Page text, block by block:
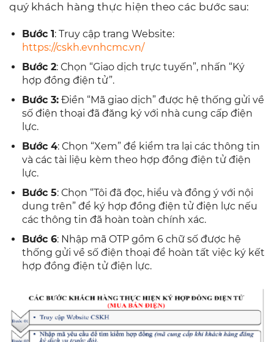
quý khách hàng thực hiện theo các bước sau:
Bước 1 : Truy cập trang Website:
https://cskh.evnhcmc.vn/
Bước 2: Chọn “Giao dịch trực tuyến”, nhấn “Ký
hợp đồng điện tử”.
Bước 3: Điền “Mã giao dịch” được hệ thống gửi về
số điện thoại đã đăng ký với nhà cung cấp điện
lực.
Bước 4: Chọn “Xem” để kiểm tra lại các thông tin
và các tài liệu kèm theo hợp đồng điện tử điện
lực.
Bước 5: Chọn “Tôi đã đọc, hiểu và đồng ý với nội
dung trên” để ký hợp đồng điện tử điện lực nếu
các thông tin đã hoàn toàn chính xác.
Bước 6: Nhập mã OTP gồm 6 chữ số được hệ
thống gửi về số điện thoại để hoàn tất việc ký kết
hợp đồng điện tử điện lực.